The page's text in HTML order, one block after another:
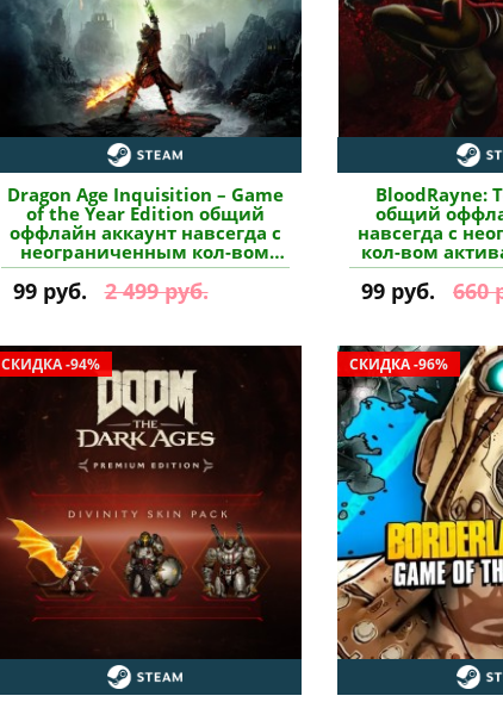
Dragon Age Inquisition – Game
of the Year Edition общий
оффлайн аккаунт навсегда с
неограниченным кол-вом
активаций в Steam купить
99 руб. 2 499 руб.
BloodRayne:
общий
навсегда с
кол-вом
99 руб. 660
СКИДКА -94% СКИДКА -96%